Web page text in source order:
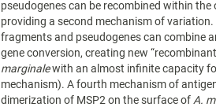
pseudogenes can be recombined within the
providing a second mechanism of
fragments and pseudogenes can combine
gene conversion, creating new
marginalewith an almost infinite capacity
mechanism). A fourth mechanism of
dimerization of MSP2 on the surface of A.